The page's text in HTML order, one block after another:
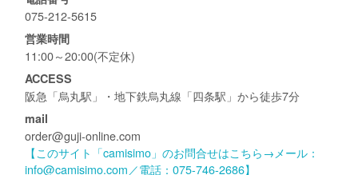
075-212-5615
営業時間
11:00～20:00(不定休)
ACCESS
阪急「烏丸駅」・地下鉄烏丸線「四条駅」から徒歩7分
mail
order@guji-online.com
【このサイト「camisimo」のお問合せはこちら→メール：
info@camisimo.com／電話：075-746-2686】